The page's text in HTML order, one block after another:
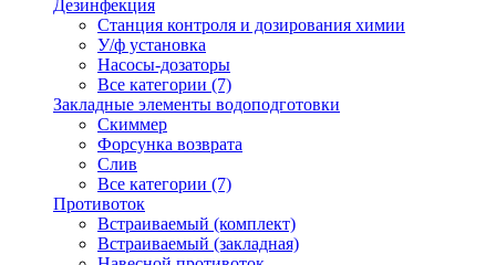
Дезинфекция
Станция контроля и дозирования химии
У/ф установка
Насосы-дозаторы
Все категории (7)
Закладные элементы водоподготовки
Скиммер
Форсунка возврата
Слив
Все категории (7)
Противоток
Встраиваемый (комплект)
Встраиваемый (закладная)